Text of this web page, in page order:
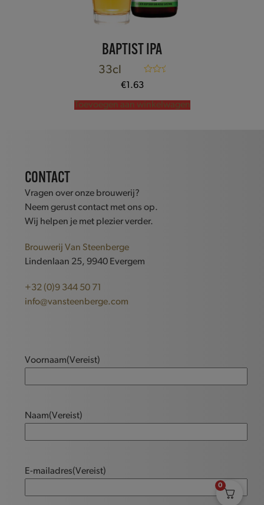
BAPTIST IPA
33cl
€1.63
Toevoegen aan winkelwagen
CONTACT
Vragen over onze brouwerij?
Neem gerust contact met ons op.
Wij helpen je met plezier verder.
Brouwerij Van Steenberge
Lindenlaan 25, 9940 Evergem
+32 (0)9 344 50 71
info@vansteenberge.com
Voornaam(Vereist)
Naam(Vereist)
E-mailadres(Vereist)
0